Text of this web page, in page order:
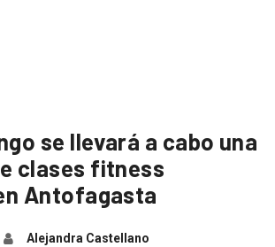
se llevará a cabo una
clases fitness
Antofagasta
Alejandra Castellano